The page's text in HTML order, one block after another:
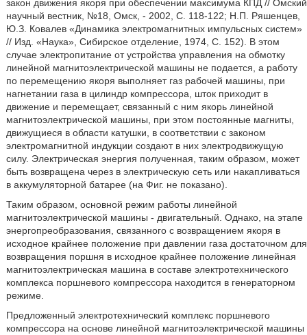
закон движения якоря при обеспечении максимума КПД // Омский
научный вестник, №18, Омск, - 2002, С. 118-122; Н.П. Ряшенцев,
Ю.З. Ковалев «Динамика электромагнитных импульсных систем»
// Изд. «Наука», Сибирское отделение, 1974, С. 152). В этом
случае электропитание от устройства управления на обмотку
линейной магнитоэлектрической машины не подается, а работу
по перемещению якоря выполняет газ рабочей машины, при
нагнетании газа в цилиндр компрессора, шток приходит в
движение и перемещает, связанный с ним якорь линейной
магнитоэлектрической машины, при этом постоянные магниты,
движущиеся в области катушки, в соответствии с законом
электромагнитной индукции создают в них электродвижущую
силу. Электрическая энергия полученная, таким образом, может
быть возвращена через в электрическую сеть или накапливаться
в аккумуляторной батарее (на Фиг. не показано).
Таким образом, основной режим работы линейной
магнитоэлектрической машины - двигательный. Однако, на этапе
энергопреобразования, связанного с возвращением якоря в
исходное крайнее положение при давлении газа достаточном для
возвращения поршня в исходное крайнее положение линейная
магнитоэлектрическая машина в составе электротехнического
комплекса поршневого компрессора находится в генераторном
режиме.
Предложенный электротехнический комплекс поршневого
компрессора на основе линейной магнитоэлектрической машины